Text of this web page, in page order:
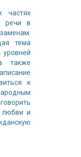
частях
речи в
тема
уровней
также
к
любви и